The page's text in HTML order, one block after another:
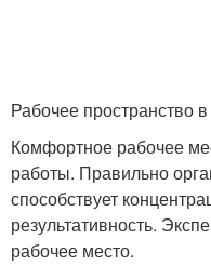
Рабочее пространство
Комфортное рабочее
работы. Правильно
способствует
результативность.
рабочее место.